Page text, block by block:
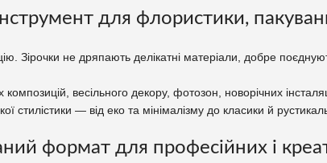
для флористики,
Зірочки не дряпають делікатні матеріали, добре
весільного декору, фотозон, новорічних
стилістики — від еко та мінімалізму до класики й
формат для професійних і